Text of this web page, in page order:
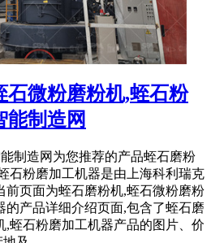
石微粉磨粉机,蛭石粉
能制造网
制造网为您推荐的产品蛭石磨粉
石粉磨加工机器是由上海科利瑞克
前页面为蛭石磨粉机,蛭石微粉磨粉
的产品详细介绍页面,包含了蛭石磨
,蛭石粉磨加工机器产品的图片、价